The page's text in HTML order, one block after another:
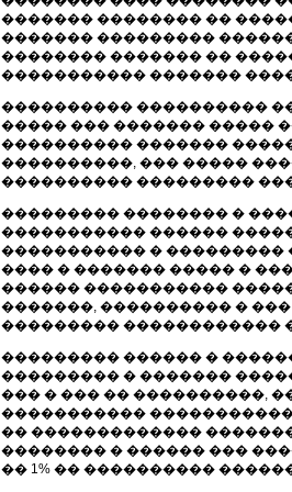
������� �������� ��
������� ���������
�������� ������� ��
����������� �������
���������� ����������
����� ��� ������� �����
���������� �������
����������, ��� �����
���������� ���������
��������� �������� �
����������� ������
����������� � ���������
���� � ������� ����� �
������ �����������
�������, ���������� �
��������� ������������
��������� ������ �
��������� � �������
��� � ��� �� ����������,
�����������
�� �������������
�������� � ������ ���
�� 1% �� ����������